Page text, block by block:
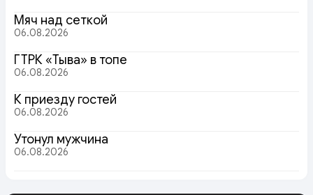
Мяч над сеткой
06.08.2026
ГТРК «Тыва» в топе
06.08.2026
К приезду гостей
06.08.2026
Утонул мужчина
06.08.2026